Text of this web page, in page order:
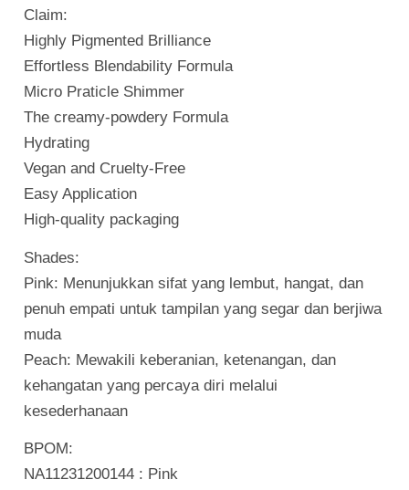
Claim:
Highly Pigmented Brilliance
Effortless Blendability Formula
Micro Praticle Shimmer
The creamy-powdery Formula
Hydrating
Vegan and Cruelty-Free
Easy Application
High-quality packaging
Shades:
Pink: Menunjukkan sifat yang lembut, hangat, dan
penuh empati untuk tampilan yang segar dan berjiwa
muda
Peach: Mewakili keberanian, ketenangan, dan
kehangatan yang percaya diri melalui
kesederhanaan
BPOM:
NA11231200144 : Pink